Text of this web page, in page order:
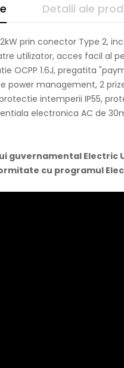
Detalii ale
prin conector Type 2,
utilizator, acces facil al
OCPP 1.6J, pregatita
power management, 2
intemperii IP55,
electronica AC de
guvernamental Electric
cu programul